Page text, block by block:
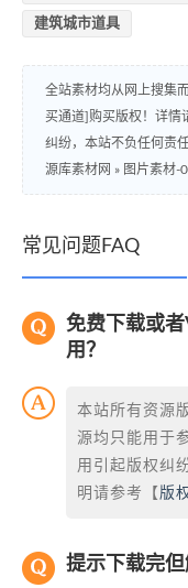
建筑城市道具
全站素材均从网上搜集
买通道]购买版权！详情
纠纷，本站不负任何责任
源库素材网 » 图片素材-
常见问题FAQ
免费下载或
用？
本站所有资源
源均只能用于
用引起版权纠
明请参考【 版
提示下载完但